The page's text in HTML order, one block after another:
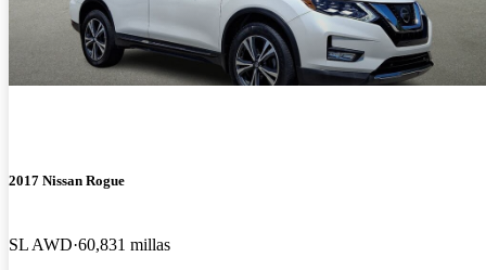
2017 Nissan Rogue
SL AWD 60,831 millas